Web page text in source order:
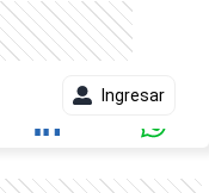
Ingresar